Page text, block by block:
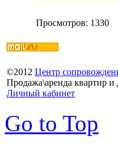
Просмотров: 1330
©2012 Центр
Продажа\аренда квартир
Личный кабинет
Go to Top